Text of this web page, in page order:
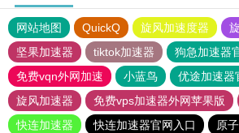
网站地图 QuickQ 旋风加速度器
坚果加速器
tiktok加速器
狗急加速器
免费vqn外网加速
小蓝鸟 优途加速器
旋风加速器
免费vps加速器外网苹果版
快连加速器
快连加速器官网入口
原